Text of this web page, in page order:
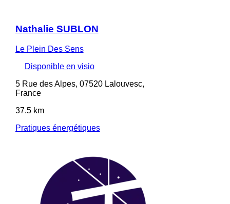
Nathalie SUBLON
Le Plein Des Sens
Disponible en visio
5 Rue des Alpes, 07520 Lalouvesc,
France
37.5 km
Pratiques énergétiques